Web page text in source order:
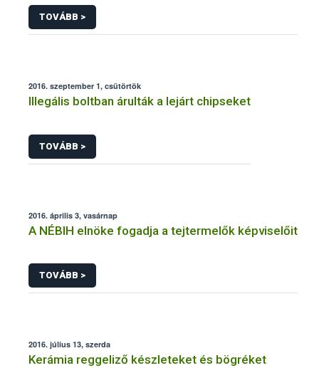
TOVÁBB >
2016. szeptember 1, csütörtök
Illegális boltban árulták a lejárt chipseket
TOVÁBB >
2016. április 3, vasárnap
A NÉBIH elnöke fogadja a tejtermelők képviselőit
TOVÁBB >
2016. július 13, szerda
Kerámia reggeliző készleteket és bögréket